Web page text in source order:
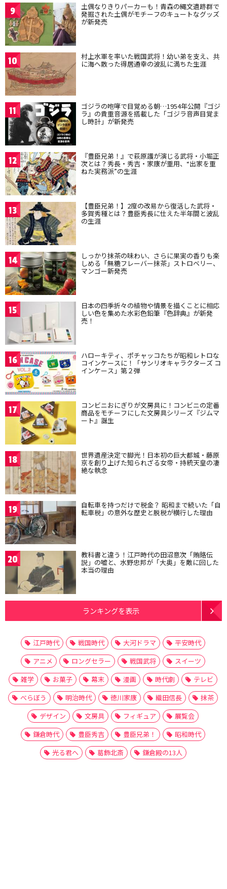
9 土偶なりきりパーカーも！青森の縄文遺跡群で
発掘された土偶がモチーフのキュートなグッズ
が新発売
10 村上水軍を率いた戦国武将！幼い弟を支え、共
に海へ散った得居通幸の波乱に満ちた生涯
11 ゴジラの咆哮で目覚める朝…1954年公開『ゴジ
ラ』の貴重音源を搭載した「ゴジラ音声目覚ま
し時計」が新発売
12 『豊臣兄弟！』で萩原護が演じる武将・小堀正
次とは？秀長・秀吉・家康が重用、“出家を重
ねた実務派”の生涯
13 【豊臣兄弟！】2度の改易から復活した武将・
多賀秀種とは？豊臣秀長に仕えた半年間と波乱
の生涯
14 しっかり抹茶の味わい、さらに果実の香りも楽
しめる「無糖フレーバー抹茶」ストロベリー、
マンゴー新発売
15 日本の四季折々の植物や情景を描くことに相応
しい色を集めた水彩色鉛筆『色辞典』が新発
売！
16 ハローキティ、ポチャッコたちが昭和レトロな
コインケースに！「サンリオキャラクターズ コ
インケース」第２弾
17 コンビニおにぎりが文房具に！コンビニの定番
商品をモチーフにした文房具シリーズ『ジムマ
ート』誕生
18 世界遺産決定で脚光！日本初の巨大都城・藤原
京を創り上げた知られざる女帝・持統天皇の凄
絶な執念
19 自転車を持つだけで税金？ 昭和まで続いた「自
転車税」の意外な歴史と脱税が横行した理由
20 教科書と違う！江戸時代の田沼意次「賄賂伝
説」の嘘と、水野忠邦が「大奥」を敵に回した
本当の理由
ランキングを表示
江戸時代 戦国時代 大河ドラマ
平安時代
アニメ
ロングセラー 戦国武将
スイーツ
雑学
お菓子 幕末 漫画 時代劇
テレビ
べらぼう
明治時代 徳川家康 織田信長
抹茶
デザイン
文房具 フィギュア
展覧会
鎌倉時代
豊臣秀吉 豊臣兄弟！
昭和時代
光る君へ
葛飾北斎 鎌倉殿の13人